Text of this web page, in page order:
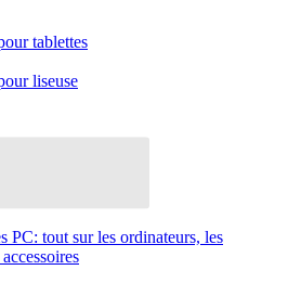
tablettes
liseuse
PC: tout sur les ordinateurs, les